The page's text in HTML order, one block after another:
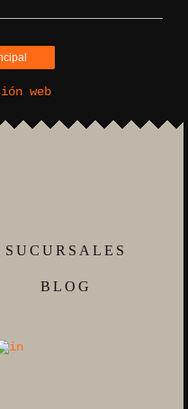
web
SUCURSALES
BLOG